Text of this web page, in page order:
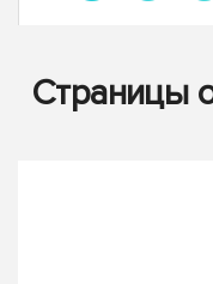
Страницы